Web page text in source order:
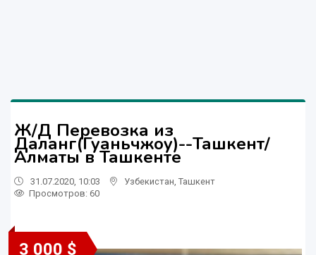
Ж/Д Перевозка из
Даланг(Гуаньчжоу)--Ташкент/
Алматы в Ташкенте
31.07.2020, 10:03 Узбекистан Ташкент
Просмотров: 60
3 000 $